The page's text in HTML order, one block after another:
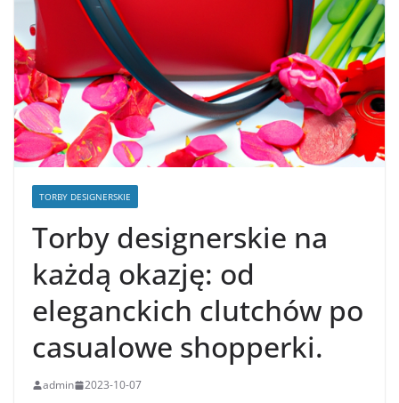
TORBY DESIGNERSKIE
Torby designerskie na
każdą okazję: od
eleganckich clutchów po
casualowe shopperki.
admin 2023-10-07